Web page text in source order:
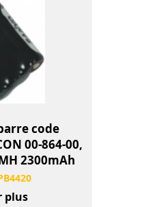
code
00-864-00,
2300mAh
plus